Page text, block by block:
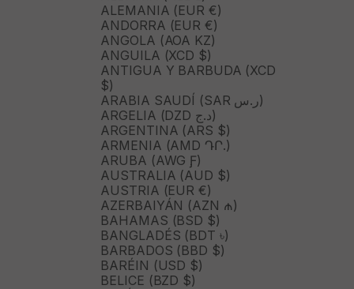
ALEMANIA (EUR €)
ANDORRA (EUR €)
ANGOLA (AOA KZ)
ANGUILA (XCD $)
ANTIGUA Y BARBUDA (XCD
$)
ARABIA SAUDÍ (SAR ر.س)
ARGELIA (DZD د.ج)
ARGENTINA (ARS $)
ARMENIA (AMD ԴՐ.)
ARUBA (AWG Ƒ)
AUSTRALIA (AUD $)
AUSTRIA (EUR €)
AZERBAIYÁN (AZN ₼)
BAHAMAS (BSD $)
BANGLADÉS (BDT ৳)
BARBADOS (BBD $)
BARÉIN (USD $)
BELICE (BZD $)